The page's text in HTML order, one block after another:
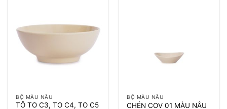
BỘ MÀU NÂU
TÔ TO C3, TO C4, TO C5
BỘ MÀU NÂU
CHÉN COV 01 MÀU NÂU